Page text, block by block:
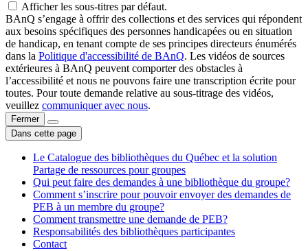
Afficher les sous-titres par défaut.
BAnQ s’engage à offrir des collections et des services qui répondent
aux besoins spécifiques des personnes handicapées ou en situation
de handicap, en tenant compte de ses principes directeurs énumérés
dans la Politique d'accessibilité de BAnQ. Les vidéos de sources
extérieures à BAnQ peuvent comporter des obstacles à
l’accessibilité et nous ne pouvons faire une transcription écrite pour
toutes. Pour toute demande relative au sous-titrage des vidéos,
veuillez communiquer avec nous.
Fermer
Dans cette page
Le Catalogue des bibliothèques du Québec et la solution
Partage de ressources pour groupes
Qui peut faire des demandes à une bibliothèque du groupe?
Comment s’inscrire pour pouvoir envoyer des demandes de
PEB à un membre du groupe?
Comment transmettre une demande de PEB?
Responsabilités des bibliothèques participantes
Contact